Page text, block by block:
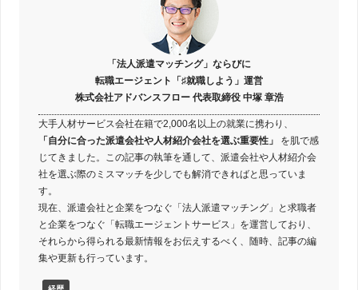
「法人派遣マッチング」ならびに
転職エージェント「♯就職しよう」運営
株式会社アドバンスフロー 代表取締役 中塚 章浩
大手人材サービス会社在籍で2,000名以上の就業に携わり、
「自分に合った派遣会社や人材紹介会社を選ぶ重要性」
を肌で感
じてきました。この記事の執筆を通して、派遣会社や人材紹介会
社を選ぶ際のミスマッチを少しでも解消できればと思っていま
す。
現在、派遣会社と企業をつなぐ「法人派遣マッチング」と求職者
と企業をつなぐ「転職エージェントサービス」を運営しており、
それらから得られる最新情報をお伝えするべく、随時、記事の編
集や更新も行っています。